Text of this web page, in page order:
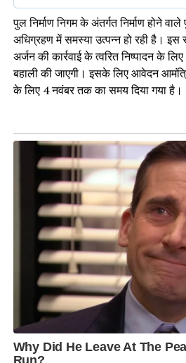
पुल निर्माण निगम के अंतर्गत निर्माण होने
अधिग्रहण में समस्या उत्पन्न हो रही है।
अर्जन की कार्रवाई के त्वरित निष्पादन के
बहाली की जाएगी। इसके लिए आवेदन
के लिए 4 नवंबर तक का समय दिया गया है।